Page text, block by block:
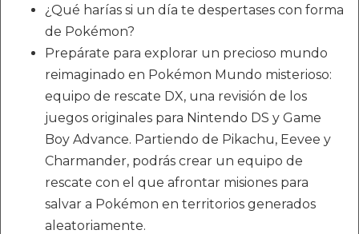
¿Qué harías si un día te despertases con forma
de Pokémon?
Prepárate para explorar un precioso mundo
reimaginado en Pokémon Mundo misterioso:
equipo de rescate DX, una revisión de los
juegos originales para Nintendo DS y Game
Boy Advance. Partiendo de Pikachu, Eevee y
Charmander, podrás crear un equipo de
rescate con el que afrontar misiones para
salvar a Pokémon en territorios generados
aleatoriamente.